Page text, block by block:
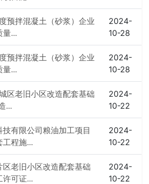
预拌混凝土（砂浆）企业
量...
2024-
10-28
预拌混凝土（砂浆）企业
量...
2024-
10-28
区老旧小区改造配套基础
...
2024-
10-22
有限公司粮油加工项目
工程施...
2024-
10-22
老旧小区改造配套基础
可证...
2024-
10-22